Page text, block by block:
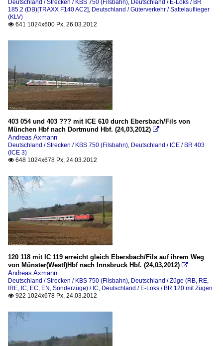
Deutschland / Strecken / KBS 750 (Filsbahn), Deutschland / E-Loks / BR
185.2 (DB)[TRAXX F140 AC2], Deutschland / Güterverkehr / Sattelauflieger
(KLV)
 641 1024x600 Px, 26.03.2012
403 054 und 403 ??? mit ICE 610 durch Ebersbach/Fils von
München Hbf nach Dortmund Hbf. (24,03,2012) 
Andreas Axmann
Deutschland / Strecken / KBS 750 (Filsbahn), Deutschland / ICE / BR 403
(ICE 3)
 648 1024x678 Px, 24.03.2012
120 118 mit IC 119 erreicht gleich Ebersbach/Fils auf ihrem Weg
von Münster(Westf)Hbf nach Innsbruck Hbf. (24,03,2012) 
Andreas Axmann
Deutschland / Strecken / KBS 750 (Filsbahn), Deutschland / Züge (RB, RE,
IRE, IC, EC, EN, Sonderzüge) / IC, Deutschland / E-Loks / BR 120 mit Zügen
 922 1024x678 Px, 24.03.2012